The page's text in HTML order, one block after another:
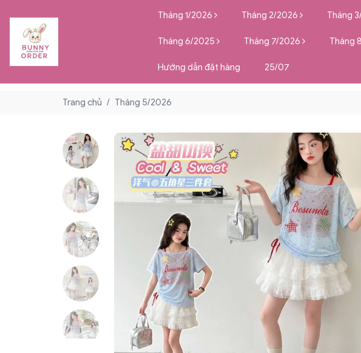
Tháng 1/2026 Tháng 2/2026 Tháng
Tháng 6/2025 Tháng 7/2026 Tháng
Hướng dẫn đặt hàng 25/07
Trang chủ / Tháng 5/2026